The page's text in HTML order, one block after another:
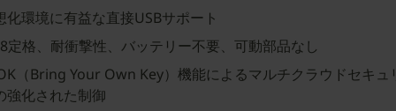
化環境に有益な直接USBサポート
定格、耐衝撃性、バッテリー不要、可動部品なし
（Bring Your Own Key）機能によるマルチクラウドセキュ
強化された制御